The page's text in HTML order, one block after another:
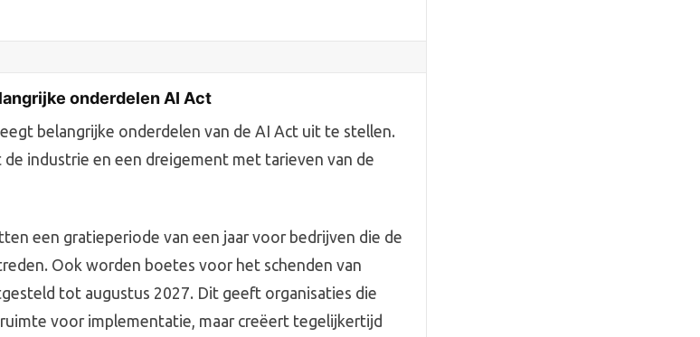
onderdelen AI Act
belangrijke onderdelen van de AI Act uit te stellen.
industrie en een dreigement met tarieven van de
een gratieperiode van een jaar voor bedrijven die de
Ook worden boetes voor het schenden van
tot augustus 2027. Dit geeft organisaties die
voor implementatie, maar creëert tegelijkertijd